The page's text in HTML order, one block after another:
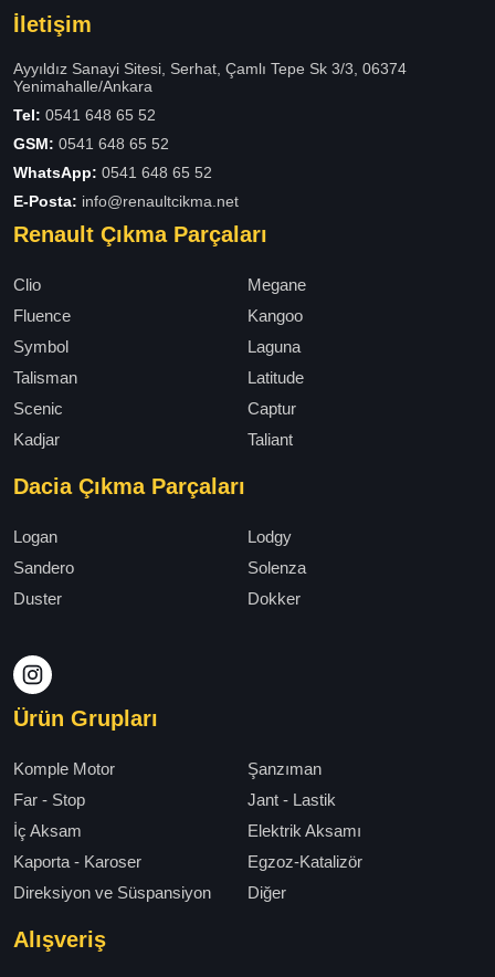
İletişim
Ayyıldız Sanayi Sitesi, Serhat, Çamlı Tepe Sk 3/3, 06374
Yenimahalle/Ankara
Tel: 0541 648 65 52
GSM: 0541 648 65 52
WhatsApp: 0541 648 65 52
E-Posta: info@renaultcikma.net
Renault Çıkma Parçaları
Clio
Megane
Fluence
Kangoo
Symbol
Laguna
Talisman
Latitude
Scenic
Captur
Kadjar
Taliant
Dacia Çıkma Parçaları
Logan
Lodgy
Sandero
Solenza
Duster
Dokker
Ürün Grupları
Komple Motor
Şanzıman
Far - Stop
Jant - Lastik
İç Aksam
Elektrik Aksamı
Kaporta - Karoser
Egzoz-Katalizör
Direksiyon ve Süspansiyon
Diğer
Alışveriş